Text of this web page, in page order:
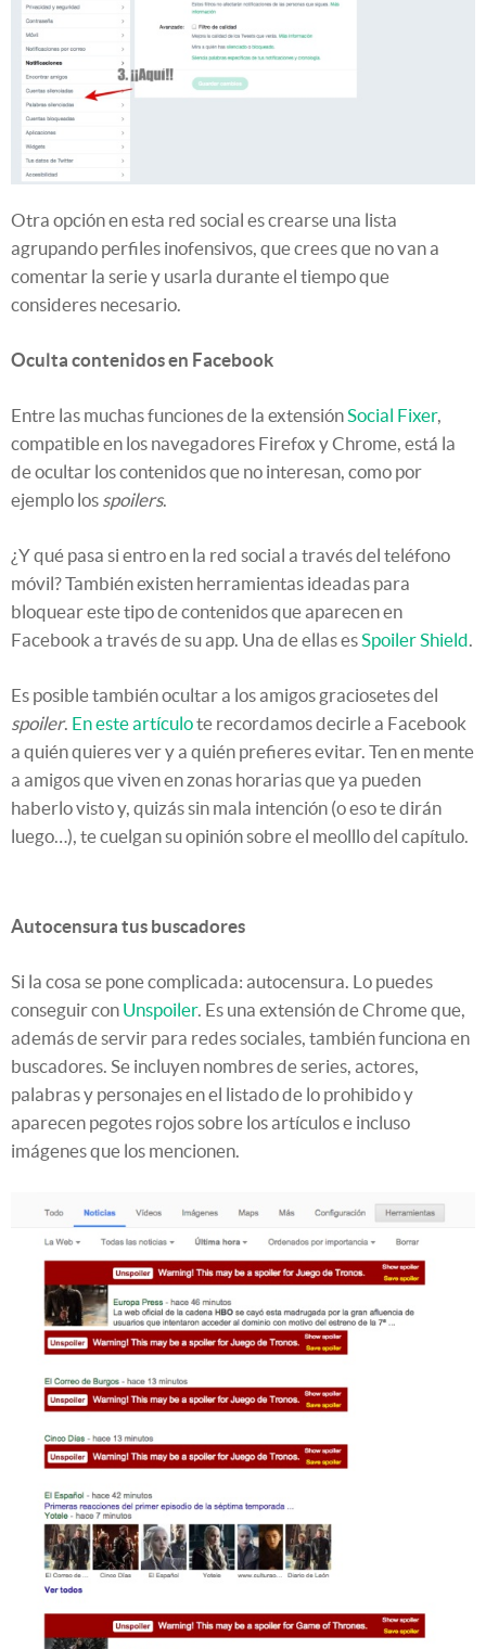
Otra opción en esta red social es crearse una lista
agrupando perfiles inofensivos, que crees que no van a
comentar la serie y usarla durante el tiempo que
consideres necesario.
Oculta contenidos en Facebook
Entre las muchas funciones de la extensión Social Fixer,
compatible en los navegadores Firefox y Chrome, está la
de ocultar los contenidos que no interesan, como por
ejemplo los spoilers.
¿Y qué pasa si entro en la red social a través del teléfono
móvil? También existen herramientas ideadas para
bloquear este tipo de contenidos que aparecen en
Facebook a través de su app. Una de ellas es Spoiler Shield
Es posible también ocultar a los amigos graciosetes del
spoiler. En este artículote recordamos decirle a Facebook
a quién quieres ver y a quién prefieres evitar. Ten en mente
a amigos que viven en zonas horarias que ya pueden
haberlo visto y, quizás sin mala intención (o eso te dirán
luego…), te cuelgan su opinión sobre el meolllo del capítulo.
Autocensura tus buscadores
Si la cosa se pone complicada: autocensura. Lo puedes
conseguir con Unspoiler. Es una extensión de Chrome que,
además de servir para redes sociales, también funciona en
buscadores. Se incluyen nombres de series, actores,
palabras y personajes en el listado de lo prohibido y
aparecen pegotes rojos sobre los artículos e incluso
imágenes que los mencionen.